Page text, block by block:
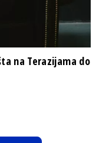
na Terazijama do